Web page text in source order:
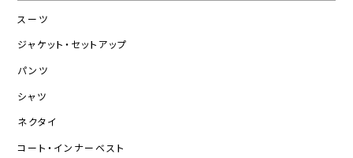
スーツ
ジャケット・セットアップ
パンツ
シャツ
ネクタイ
コート・インナーベスト